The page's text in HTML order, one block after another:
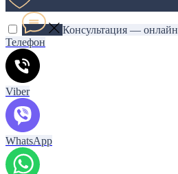
Консультация — онлайн
Телефон
Viber
WhatsApp